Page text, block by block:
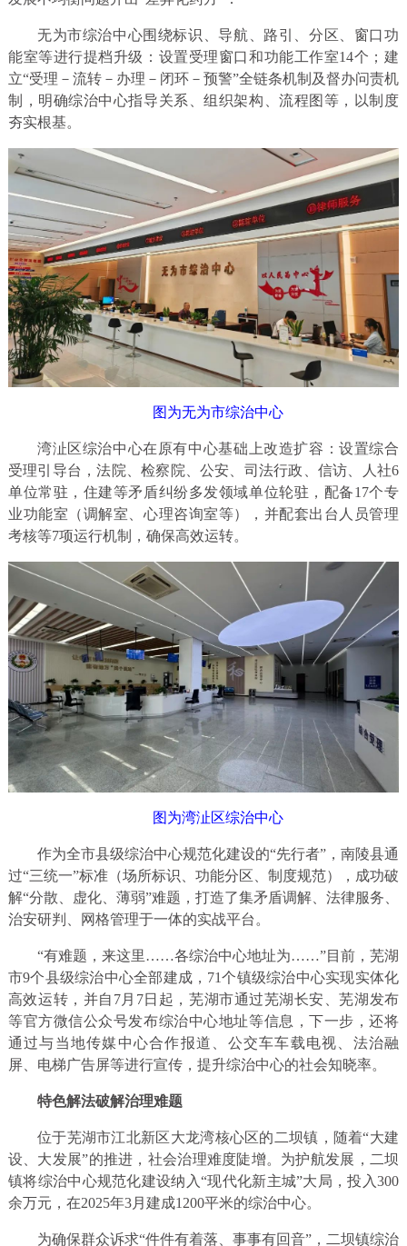
无为市综治中心围绕标识、导航、路引、分区、窗口功
能室等进行提档升级：设置受理窗口和功能工作室14个；建
立“受理－流转－办理－闭环－预警”全链条机制及督办问责机
制，明确综治中心指导关系、组织架构、流程图等，以制度
夯实根基。
图为无为市综治中心
湾沚区综治中心在原有中心基础上改造扩容：设置综合
受理引导台，法院、检察院、公安、司法行政、信访、人社6
单位常驻，住建等矛盾纠纷多发领域单位轮驻，配备17个专
业功能室（调解室、心理咨询室等），并配套出台人员管理
考核等7项运行机制，确保高效运转。
图为湾沚区综治中心
作为全市县级综治中心规范化建设的“先行者”，南陵县通
过“三统一”标准（场所标识、功能分区、制度规范），成功破
解“分散、虚化、薄弱”难题，打造了集矛盾调解、法律服务、
治安研判、网格管理于一体的实战平台。
“有难题，来这里……各综治中心地址为……”目前，芜湖
市9个县级综治中心全部建成，71个镇级综治中心实现实体化
高效运转，并自7月7日起，芜湖市通过芜湖长安、芜湖发布
等官方微信公众号发布综治中心地址等信息，下一步，还将
通过与当地传媒中心合作报道、公交车车载电视、法治融
屏、电梯广告屏等进行宣传，提升综治中心的社会知晓率。
特色解法破解治理难题
位于芜湖市江北新区大龙湾核心区的二坝镇，随着“大建
设、大发展”的推进，社会治理难度陡增。为护航发展，二坝
镇将综治中心规范化建设纳入“现代化新主城”大局，投入300
余万元，在2025年3月建成1200平米的综治中心。
为确保群众诉求“件件有着落、事事有回音”，二坝镇综治